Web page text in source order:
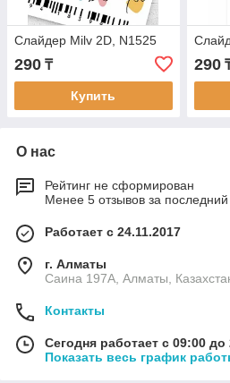
Cлайдер Milv 2D, N1525
290 ₸
Купить
290
О нас
Рейтинг не сформирован
Менее 5 отзывов за последний
Работает с 24.11.2017
г. Алматы
Саина 197А, Алматы,
Контакты
Сегодня работает с 09:00 до
Показать весь график